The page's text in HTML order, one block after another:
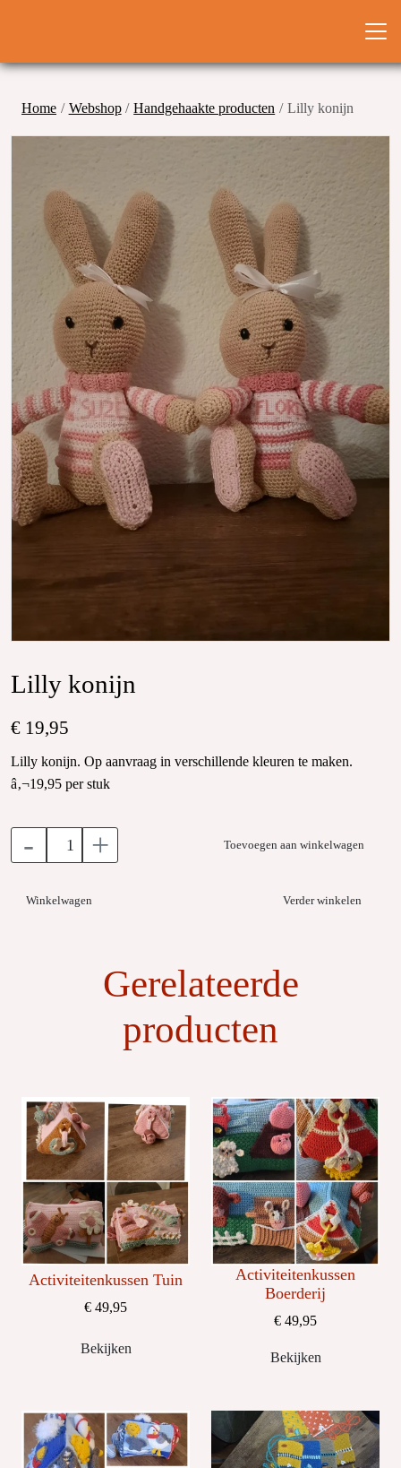
Home Webshop Handgehaakte producten Lilly konijn
Lilly konijn
€ 19,95
Lilly konijn. Op aanvraag in verschillende kleuren te maken.
â‚¬19,95 per stuk
- + Toevoegen aan winkelwagen
Winkelwagen Verder winkelen
Gerelateerde
producten
Activiteitenkussen Tuin
€ 49,95
Bekijken
Activiteitenkussen
Boerderij
€ 49,95
Bekijken